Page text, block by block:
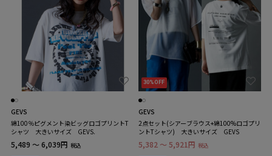
GEVS
綿100％ピグメント染ビッグロゴプリントT
シャツ 大きいサイズ GEVS.
5,489 ～ 6,039円 税込
30%OFF
GEVS
2点セット(シアーブラウス+綿100%ロゴプリ
ントTシャツ) 大きいサイズ GEVS
5,382 ～ 5,921円 税込